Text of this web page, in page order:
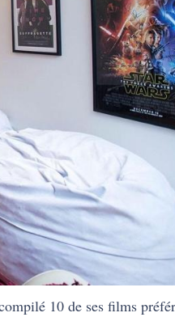
10 de ses films